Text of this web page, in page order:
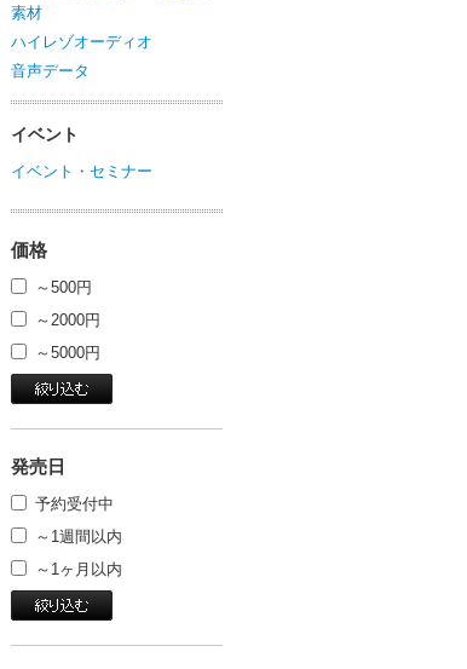
素材
ハイレゾオーディオ
音声データ
イベント
イベント・セミナー
価格
～500円
～2000円
～5000円
発売日
予約受付中
～1週間以内
～1ヶ月以内